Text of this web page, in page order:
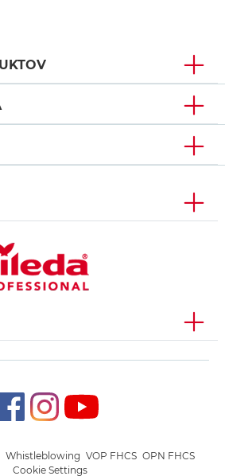
Whistleblowing VOP FHCS OPN FHCS
Cookie Settings